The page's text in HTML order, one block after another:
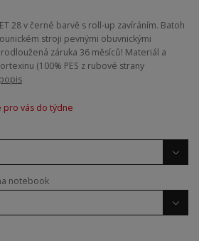
28 v černé barvě s roll-up zavíráním. Batoh
stroji pevnými obuvnickými
záruka 36 měsíců! Materiál a
(100% PES z rubové strany
pro vás do týdne
notebook